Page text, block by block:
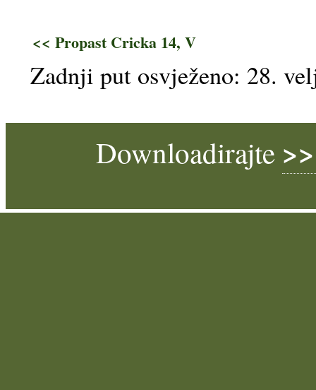
<< Propast Cricka 14, V
Zadnji put osvježeno: 28.
Downloadirajte